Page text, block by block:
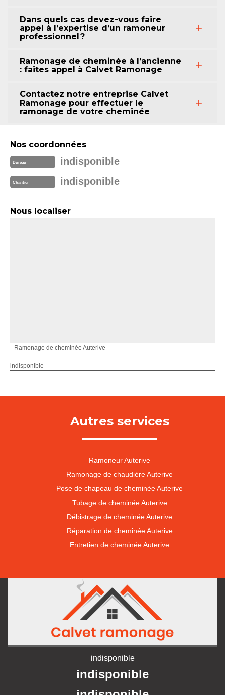
Dans quels cas devez-vous faire
appel à l’expertise d’un ramoneur
professionnel ?
Ramonage de cheminée à l’ancienne
: faites appel à Calvet Ramonage
Contactez notre entreprise Calvet
Ramonage pour effectuer le
ramonage de votre cheminée
Nos coordonnées
Bureau indisponible
Chantier indisponible
Nous localiser
Ramonage de cheminée Auterive
indisponible
Autres services
Ramoneur Auterive
Ramonage de chaudière Auterive
Pose de chapeau de cheminée Auterive
Tubage de cheminée Auterive
Débistrage de cheminée Auterive
Réparation de cheminée Auterive
Entretien de cheminée Auterive
indisponible
indisponible